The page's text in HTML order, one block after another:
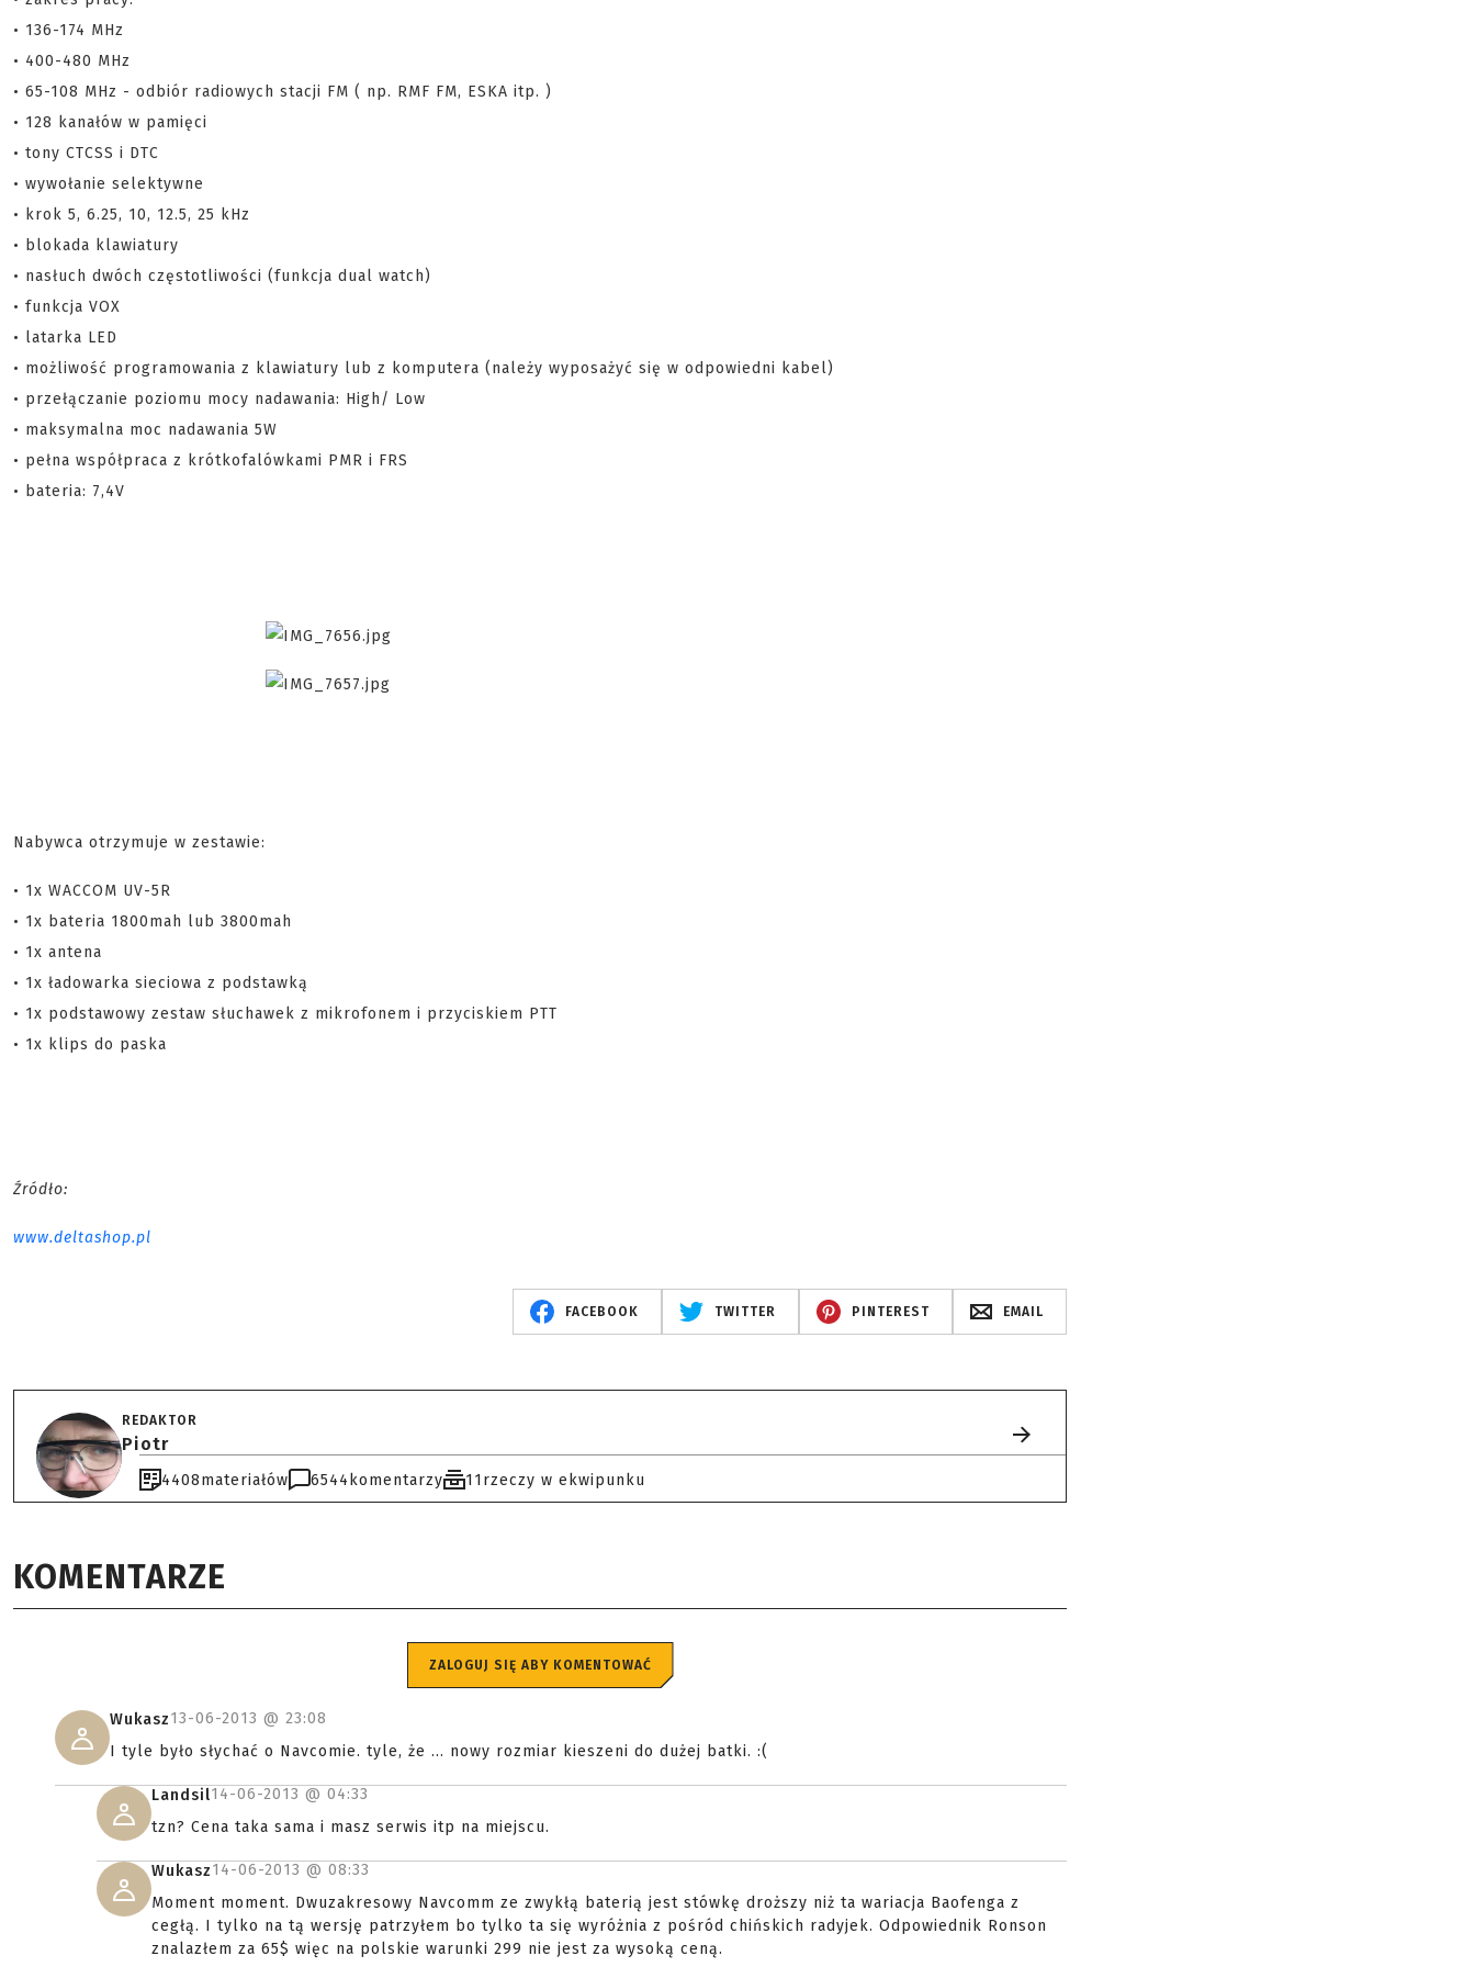
• 136-174 MHz
• 400-480 MHz
• 65-108 MHz - odbiór radiowych stacji FM ( np. RMF FM, ESKA itp. )
• 128 kanałów w pamięci
• tony CTCSS i DTC
• wywołanie selektywne
• krok 5, 6.25, 10, 12.5, 25 kHz
• blokada klawiatury
• nasłuch dwóch częstotliwości (funkcja dual watch)
• funkcja VOX
• latarka LED
• możliwość programowania z klawiatury lub z komputera (należy wyposażyć się w odpowiedni kabel)
• przełączanie poziomu mocy nadawania: High/ Low
• maksymalna moc nadawania 5W
• pełna współpraca z krótkofalówkami PMR i FRS
• bateria: 7,4V
Nabywca otrzymuje w zestawie:
• 1x WACCOM UV-5R
• 1x bateria 1800mah lub 3800mah
• 1x antena
• 1x ładowarka sieciowa z podstawką
• 1x podstawowy zestaw słuchawek z mikrofonem i przyciskiem PTT
• 1x klips do paska
Źródło:
www.deltashop.pl
FACEBOOK TWITTER PINTEREST EMAIL
REDAKTOR
Piotr
4408materiałów 6544 komentarzy 11rzeczy w ekwipunku
KOMENTARZE
ZALOGUJ SIĘ ABY KOMENTOWAĆ
Wukasz13-06-2013 @ 23:08
I tyle było słychać o Navcomie. tyle, że ... nowy rozmiar kieszeni do dużej batki. :(
Landsil14-06-2013 @ 04:33
tzn? Cena taka sama i masz serwis itp na miejscu.
Wukasz14-06-2013 @ 08:33
Moment moment. Dwuzakresowy Navcomm ze zwykłą baterią jest stówkę droższy niż ta wariacja Baofenga z
cegłą. I tylko na tą wersję patrzyłem bo tylko ta się wyróżnia z pośród chińskich radyjek. Odpowiednik Ronson
znalazłem za 65$ więc na polskie warunki 299 nie jest za wysoką ceną.